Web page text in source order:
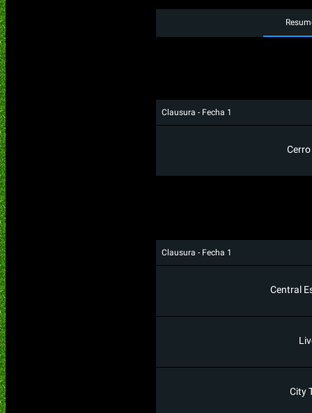
Clausura - Fecha 1
Clausura - Fecha 1
Central
City